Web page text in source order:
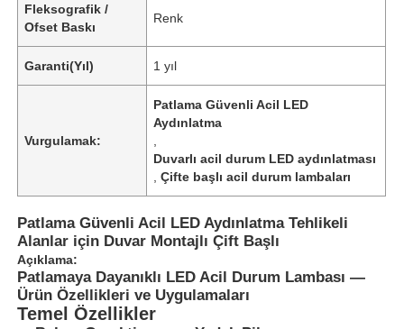
Fleksografik /
Ofset Baskı
Renk
Garanti(Yıl) 1 yıl
Vurgulamak:
Patlama Güvenli Acil LED
Aydınlatma
Duvarlı acil durum LED aydınlatması
,Çifte başlı acil durum lambaları
Patlama Güvenli Acil LED Aydınlatma Tehlikeli
Alanlar için Duvar Montajlı Çift Başlı
Açıklama:
Patlamaya Dayanıklı LED Acil Durum Lambası —
Ürün Özellikleri ve Uygulamaları
Temel Özellikler